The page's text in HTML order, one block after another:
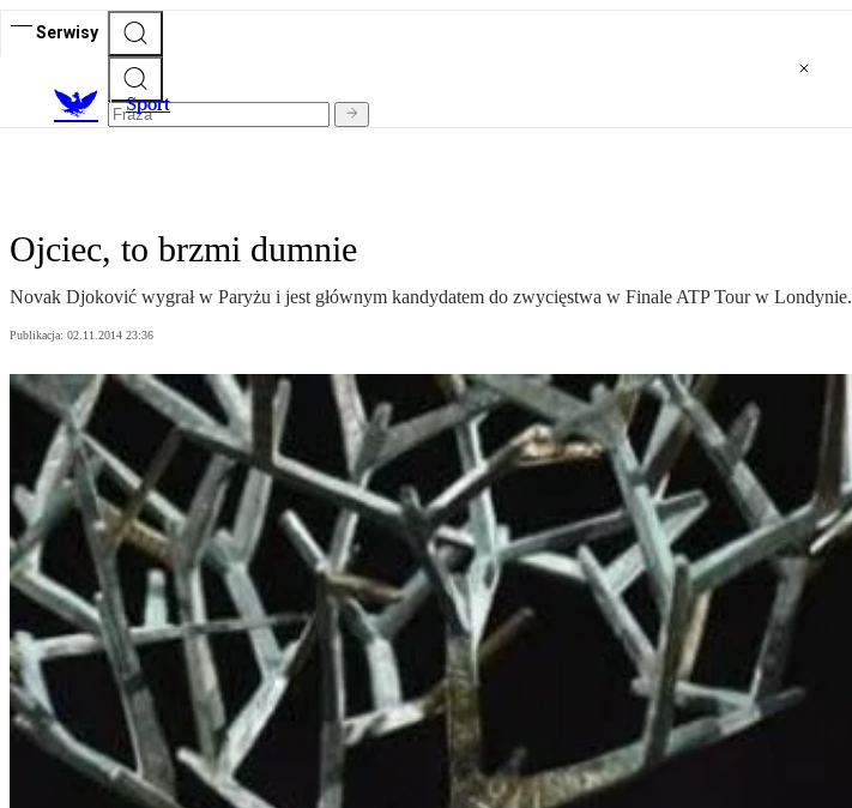
Serwisy
Sport
Ojciec, to brzmi dumnie
Novak Djoković wygrał w Paryżu i jest głównym kandydatem do zwycięstwa w Finale ATP Tour w Londynie.
Publikacja: 02.11.2014 23:36